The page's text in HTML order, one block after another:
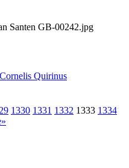
Santen GB-00242.jpg
Quirinus
1330 1331 1332 1333 1334